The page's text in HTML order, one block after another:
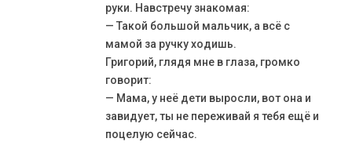
руки. Навстречу знакомая:
— Такой большой мальчик, а всё с
мамой за ручку ходишь.
Григорий, глядя мне в глаза, громко
говорит:
— Мама, у неё дети выросли, вот она и
завидует, ты не переживай я тебя ещё и
поцелую сейчас.